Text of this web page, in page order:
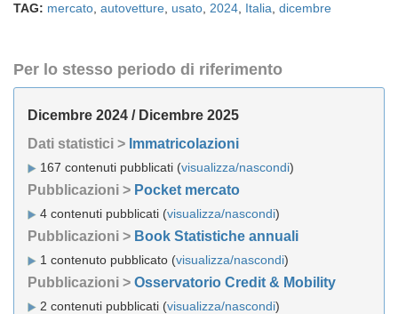
TAG: mercato autovetture usato 2024 Italia dicembre
Per lo stesso periodo di riferimento
Dicembre 2024 / Dicembre 2025
Dati statistici > Immatricolazioni
167 contenuti pubblicati (visualizza/nascondi)
Pubblicazioni > Pocket mercato
4 contenuti pubblicati (visualizza/nascondi)
Pubblicazioni > Book Statistiche annuali
1 contenuto pubblicato (visualizza/nascondi)
Pubblicazioni > Osservatorio Credit & Mobility
2 contenuti pubblicati (visualizza/nascondi)